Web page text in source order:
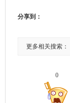
分享到：
更多相关搜索：
0